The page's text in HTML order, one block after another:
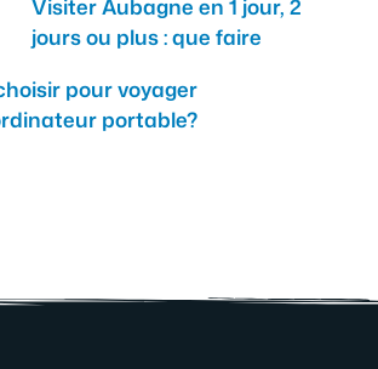
jours ou plus : que faire
pour voyager
portable?